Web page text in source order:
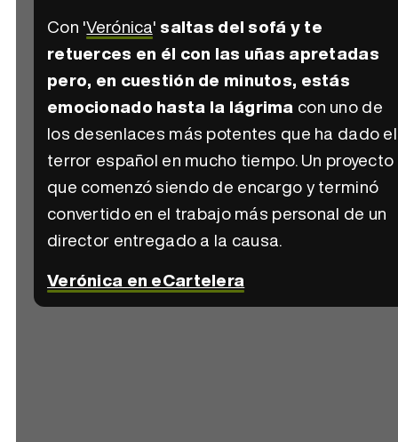
Con 'Verónica' saltas del sofá y te
retuerces en él con las uñas apretadas
pero, en cuestión de minutos, estás
emocionado hasta la lágrima con uno de
los desenlaces más potentes que ha dado el
terror español en mucho tiempo. Un proyecto
que comenzó siendo de encargo y terminó
convertido en el trabajo más personal de un
director entregado a la causa.
Verónica en eCartelera